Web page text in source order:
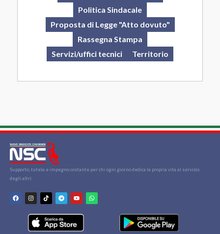
Politica Sindacale
Proposta di Legge "Atto dovuto"
Rassegna Stampa
Servizi/uffici tecnici
Territorio
Supporto, tutela e impegno costante per chi ogni giorno dedica la propria vita al servizio
degli altri.